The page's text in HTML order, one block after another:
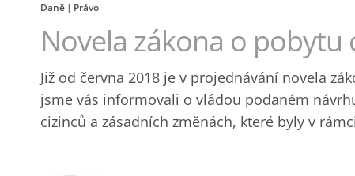
Daně Právo
Novela zákona o pobytu
Již od června 2018 je v projednávání novela
jsme vás informovali o vládou podaném
cizinců a zásadních změnách, které byly v